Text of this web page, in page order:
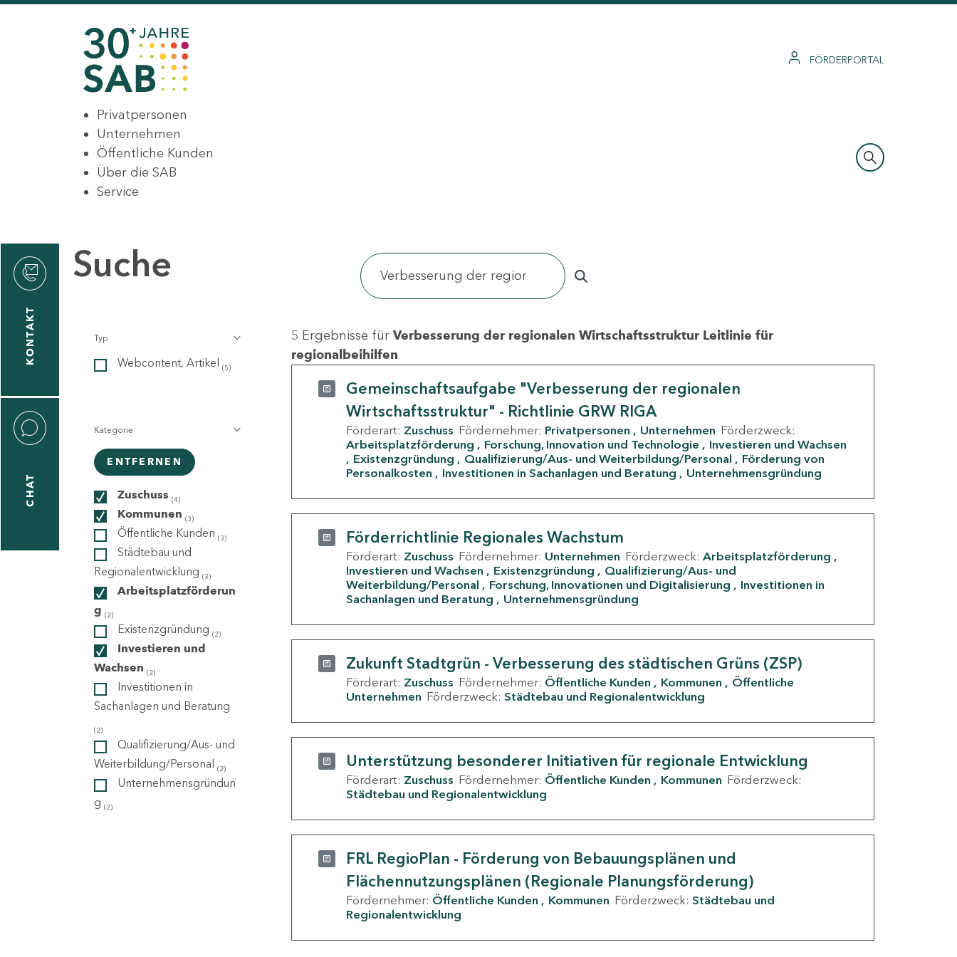
FÖRDERPORTAL
Privatpersonen
Unternehmen
Öffentliche Kunden
Über die SAB
Service
KONTAKT
CHAT
Suche
Typ
Webcontent, Artikel (5)
Kategorie
ENTFERNEN
Zuschuss (4)
Kommunen (3)
Öffentliche Kunden (3)
Städtebau und
Regionalentwicklung (3)
Arbeitsplatzförderun
g (2)
Existenzgründung (2)
Investieren und
Wachsen (2)
Investitionen in
Sachanlagen und Beratung
(2)
Qualifizierung/Aus- und
Weiterbildung/Personal (2)
Unternehmensgründun
g (2)
5 Ergebnisse für Verbesserung der regionalen Wirtschaftsstruktur Leitlinie für
regionalbeihilfen
Gemeinschaftsaufgabe "Verbesserung der regionalen
Wirtschaftsstruktur" - Richtlinie GRW RIGA
Förderart: Zuschuss Fördernehmer: Privatpersonen Unternehmen Förderzweck:
Arbeitsplatzförderung
Forschung, Innovation und Technologie
Investieren und Wachsen
Existenzgründung
Qualifizierung/Aus- und Weiterbildung/Personal
Förderung von
Personalkosten
Investitionen in Sachanlagen und Beratung Unternehmensgründung
Förderrichtlinie Regionales Wachstum
Förderart: Zuschuss Fördernehmer: Unternehmen Förderzweck: Arbeitsplatzförderung
Investieren und Wachsen
Existenzgründung
Qualifizierung/Aus- und
Weiterbildung/Personal
Forschung, Innovationen und Digitalisierung
Investitionen in
Sachanlagen und Beratung
Unternehmensgründung
Zukunft Stadtgrün - Verbesserung des städtischen Grüns (ZSP)
Förderart: Zuschuss Fördernehmer: Öffentliche Kunden Kommunen
Öffentliche
Unternehmen Förderzweck: Städtebau und Regionalentwicklung
Unterstützung besonderer Initiativen für regionale Entwicklung
Förderart: Zuschuss Fördernehmer: Öffentliche Kunden Kommunen Förderzweck:
Städtebau und Regionalentwicklung
FRL RegioPlan - Förderung von Bebauungsplänen und
Flächennutzungsplänen (Regionale Planungsförderung)
Fördernehmer: Öffentliche Kunden Kommunen Förderzweck: Städtebau und
Regionalentwicklung